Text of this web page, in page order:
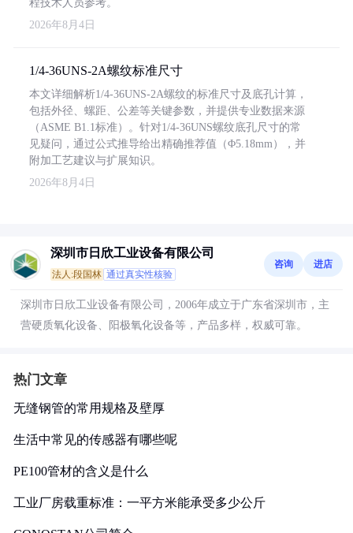
程技术人员参考。
2026年8月4日
1/4-36UNS-2A螺纹标准尺寸
本文详细解析1/4-36UNS-2A螺纹的标准尺寸及底孔计算，
包括外径、螺距、公差等关键参数，并提供专业数据来源
（ASME B1.1标准）。针对1/4-36UNS螺纹底孔尺寸的常
见疑问，通过公式推导给出精确推荐值（Φ5.18mm），并
附加工艺建议与扩展知识。
2026年8月4日
深圳市日欣工业设备有限公司
法人:段国林 通过真实性核验
咨询 进店
深圳市日欣工业设备有限公司，2006年成立于广东省深圳市，主
营硬质氧化设备、阳极氧化设备等，产品多样，权威可靠。
热门文章
无缝钢管的常用规格及壁厚
生活中常见的传感器有哪些呢
PE100管材的含义是什么
工业厂房载重标准：一平方米能承受多少公斤